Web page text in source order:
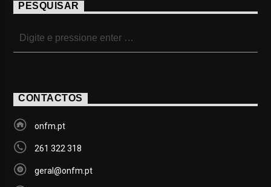
PESQUISAR
CONTACTOS
onfm.pt
261 322 318
geral@onfm.pt